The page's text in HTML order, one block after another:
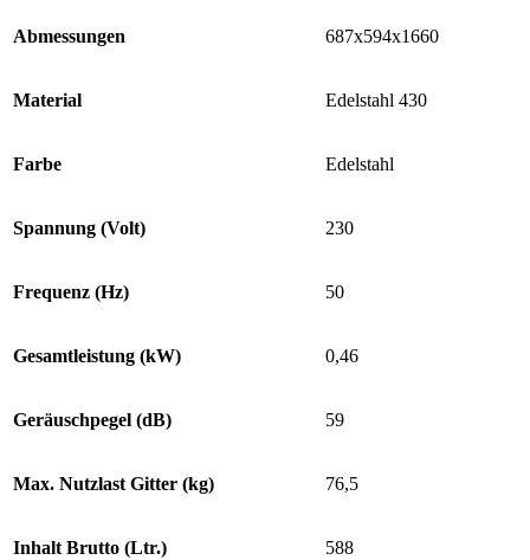
Abmessungen 687x594x1660
Material Edelstahl 430
Farbe Edelstahl
Spannung (Volt) 230
Frequenz (Hz) 50
Gesamtleistung (kW) 0,46
Geräuschpegel (dB) 59
Max. Nutzlast Gitter (kg) 76,5
Inhalt Brutto (Ltr.) 588